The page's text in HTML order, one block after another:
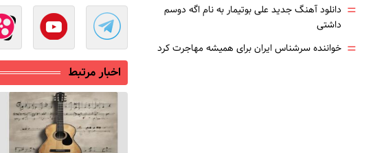
اخبار مرتبط
= دانلود آهنگ جدید علی بوتیمار به نام اگه دوسم
داشتی
= خواننده سرشناس ایران برای همیشه مهاجرت کرد